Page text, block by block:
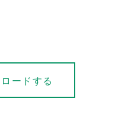
ードする